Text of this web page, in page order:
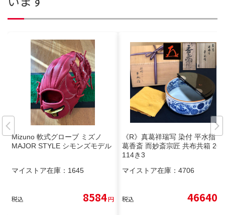
Mizuno 軟式グローブ ミズノ
MAJOR STYLE シモンズモデル
マイストア在庫： 1645
税込 8584円
《R》真葛祥瑞写 染付 平水指 真
葛香斎 而妙斎宗匠 共布共箱 260
114き3
マイストア在庫： 4706
税込 46640